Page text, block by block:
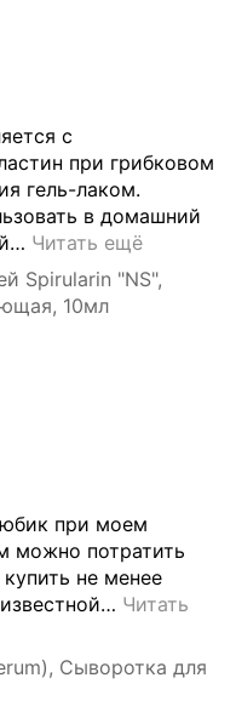
с
при грибковом
гель-лаком.
в домашний
… Читать ещё
Spirularin "NS",
10мл
при моем
можно потратить
не менее
… Читать
Сыворотка для